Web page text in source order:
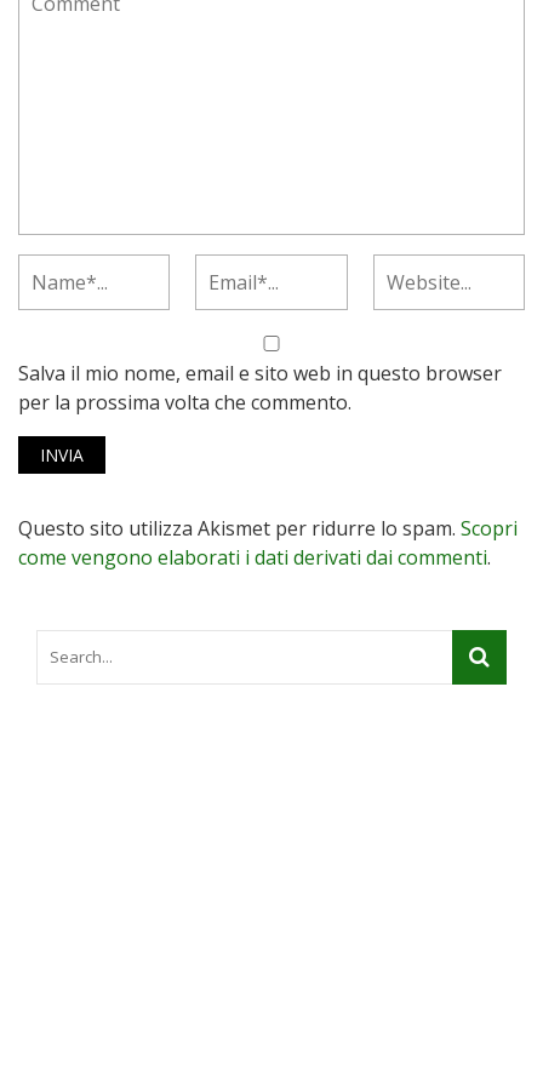
Salva il mio nome, email e sito web in questo browser
per la prossima volta che commento.
Questo sito utilizza Akismet per ridurre lo spam. Scopri
come vengono elaborati i dati derivati dai commenti.